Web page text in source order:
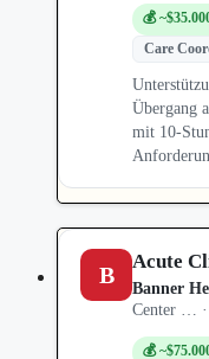
💰
Care
Übergang
mit 10-
B Acute
Banner
Center …
💰